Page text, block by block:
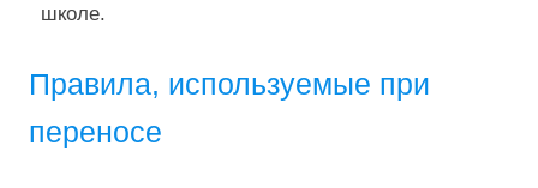
школе.
Правила, используемые при
переносе